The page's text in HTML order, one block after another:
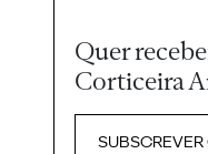
Quer
Corticeira